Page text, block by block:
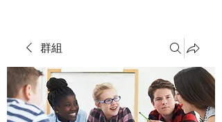
群組